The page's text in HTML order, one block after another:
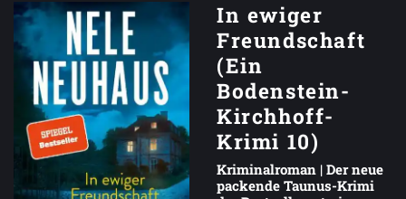
In ewiger
Freundschaft
(Ein
Bodenstein-
Kirchhoff-
Krimi 10)
Kriminalroman | Der neue
packende Taunus-Krimi